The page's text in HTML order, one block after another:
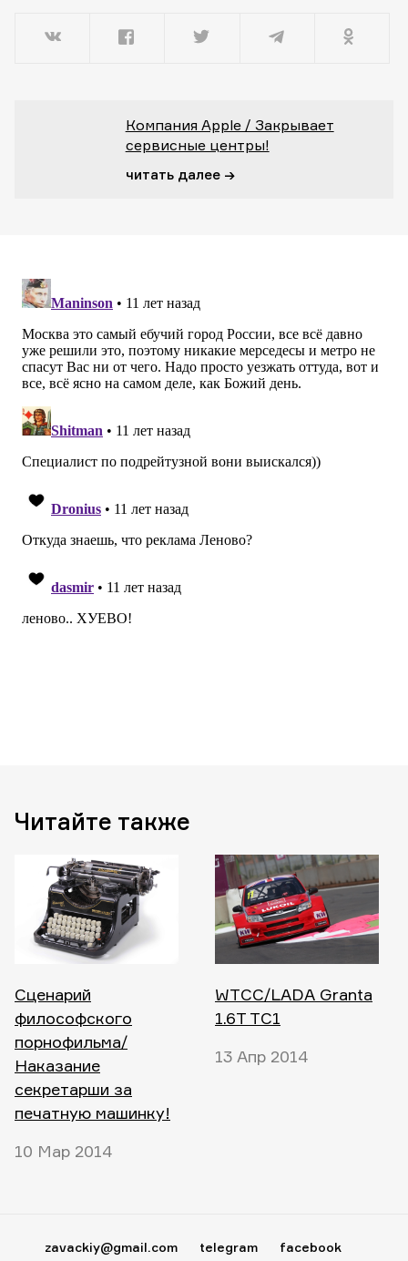
Компания Apple / Закрывает
сервисные центры!
читать далее →
Читайте также
Сценарий
философского
порнофильма/
Наказание
секретарши за
печатную машинку!
10 Мар 2014
WTCC/LADA Granta
1.6T TC1
13 Апр 2014
zavackiy@gmail.com telegram facebook